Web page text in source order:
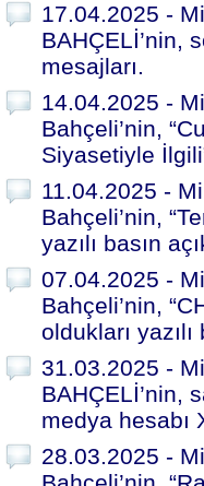
17.04.2025 -
BAHÇELİ’nin,
mesajları.
14.04.2025 -
Bahçeli’nin,
Siyasetiyle
11.04.2025 -
Bahçeli’nin,
yazılı basın
07.04.2025 -
Bahçeli’nin,
oldukları yazılı
31.03.2025 -
BAHÇELİ’nin,
medya hesabı
28.03.2025 -